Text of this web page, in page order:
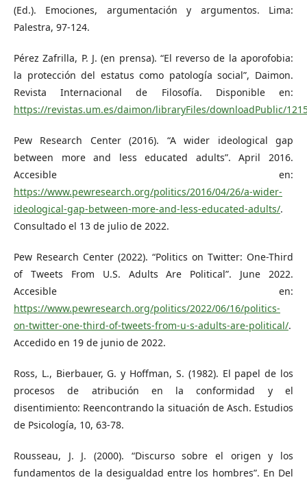
(Ed.). Emociones, argumentación y argumentos. Lima:
Palestra, 97-124.
Pérez Zafrilla, P. J. (en prensa). “El reverso de la aporofobia:
la protección del estatus como patología social”, Daimon.
Revista Internacional de Filosofía. Disponible en:
https://revistas.um.es/daimon/libraryFiles/downloadPublic/
Pew Research Center (2016). “A wider ideological gap
between more and less educated adults”. April 2016.
Accesible en:
https://www.pewresearch.org/politics/2016/04/26/a-wider-
ideological-gap-between-more-and-less-educated-adults/.
Consultado el 13 de julio de 2022.
Pew Research Center (2022). “Politics on Twitter: One-Third
of Tweets From U.S. Adults Are Political”. June 2022.
Accesible en:
https://www.pewresearch.org/politics/2022/06/16/politics-
on-twitter-one-third-of-tweets-from-u-s-adults-are-political/.
Accedido en 19 de junio de 2022.
Ross, L., Bierbauer, G. y Hoffman, S. (1982). El papel de los
procesos de atribución en la conformidad y el
disentimiento: Reencontrando la situación de Asch. Estudios
de Psicología, 10, 63-78.
Rousseau, J. J. (2000). “Discurso sobre el origen y los
fundamentos de la desigualdad entre los hombres”. En Del